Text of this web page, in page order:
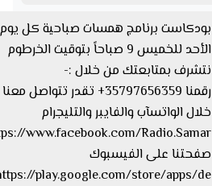
بودكاست برنامج همسات صباحية كل
الأحد للخميس 9 صباحاً بتوقيت الخرطوم
نتشرف بمتابعتك من خلال :-
رقمنا 35797656359+ تقدر تتواصل
خلال الواتسآب والفايبر والتليجرام
صفحتنا على الفيسبوك